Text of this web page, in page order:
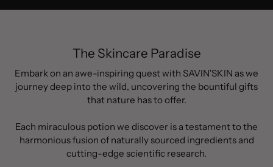
The Skincare Paradise
Embark on an awe-inspiring quest with SAVIN'SKIN as we
journey deep into the wild, uncovering the bountiful gifts
that nature has to offer.
Each miraculous potion we discover is a testament to the
harmonious fusion of naturally sourced ingredients and
cutting-edge scientific research.